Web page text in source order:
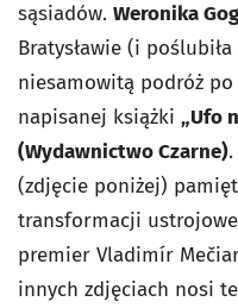
sąsiadów. Weronika
Bratysławie (i
niesamowitą podróż
napisanej książki „Ufo
(Wydawnictwo Czarne)
(zdjęcie poniżej)
transformacji
premier Vladimír
innych zdjęciach nosi